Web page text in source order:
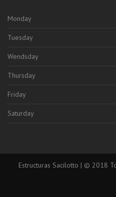
Monday
Tuesday
Wendsday
Thursday
Friday
Saturday
Estructuras Sacilotto | © 2018